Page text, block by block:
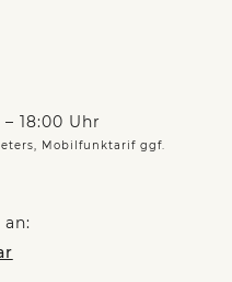
18:00 Uhr
Mobilfunktarif ggf.